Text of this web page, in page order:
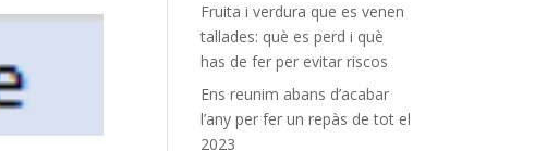
Fruita i verdura que es venen
tallades: què es perd i què
has de fer per evitar riscos
Ens reunim abans d’acabar
l’any per fer un repàs de tot el
2023